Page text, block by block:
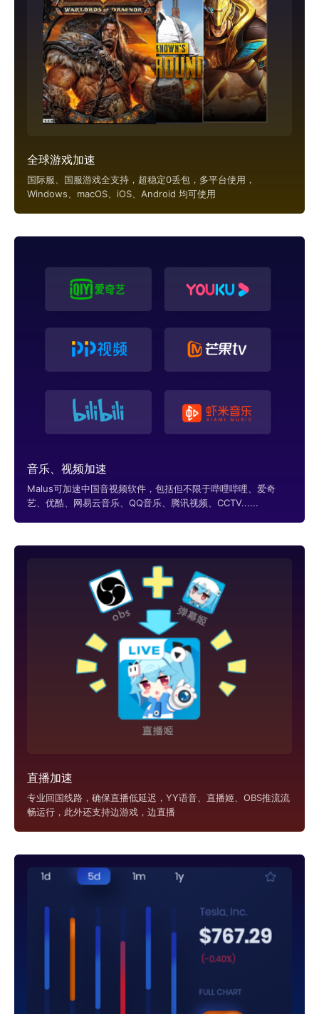
全球游戏加速
国际服、国服游戏全支持，超稳定0丢包，多平台使用，
Windows、macOS、iOS、Android 均可使用
音乐、视频加速
Malus可加速中国音视频软件，包括但不限于哔哩哔哩、爱奇
艺、优酷、网易云音乐、QQ音乐、腾讯视频、CCTV......
直播加速
专业回国线路，确保直播低延迟，YY语音、直播姬、OBS推流流
畅运行，此外还支持边游戏，边直播